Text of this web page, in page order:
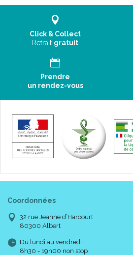
Click & Collect
Retrait gratuit
Prendre
un rendez-vous
Coordonnées
32 rue Jeanne d’Harcourt
80300 Albert
Du lundi au vendredi
8h30 - 19h00 non stop